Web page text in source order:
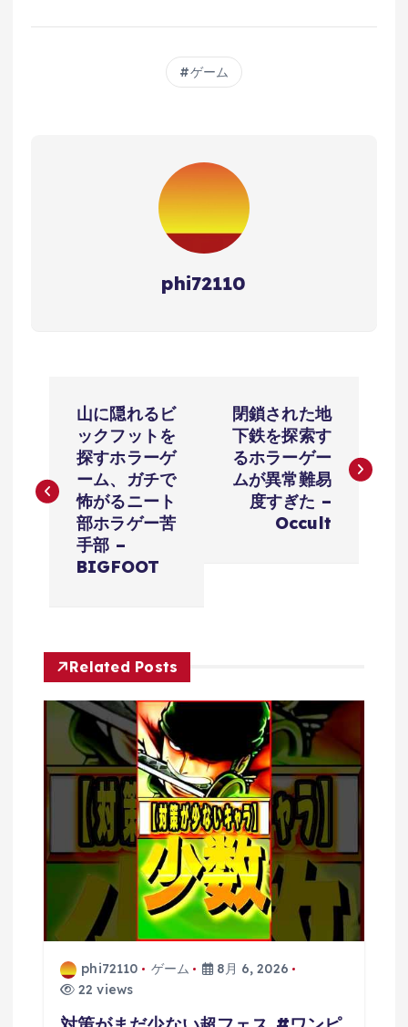
ゲーム
phi72110
ナ
シ
ョ
ン
山に隠れるビ
ックフットを
探すホラーゲ
ーム、ガチで
怖がるニート
部ホラゲー苦
手部 –
BIGFOOT
閉鎖された地
下鉄を探索す
るホラーゲー
ムが異常難易
度すぎた –
Occult
Related Posts
phi72110 ゲーム
8月 6, 2026
22 views